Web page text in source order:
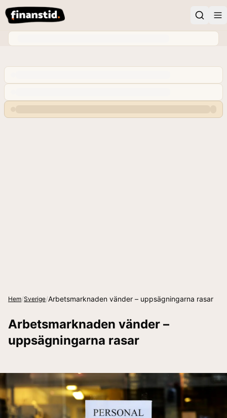
Hem/Sverige/Arbetsmarknaden vänder – uppsägningarna rasar
Arbetsmarknaden vänder –
uppsägningarna rasar